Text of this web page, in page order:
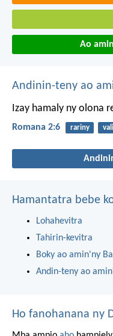
Ao
Andinin-teny ao
Izay hamaly ny olona
Romana 2:6 rariny
Hamantatra bebe
Lohahevitra
Tahirin-kevitra
Boky ao amin'ny
Andin-teny ao
Ho fanohanana ny